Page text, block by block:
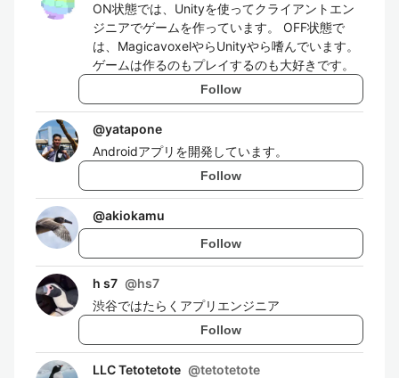
ON状態では、Unityを使ってクライアントエン
ジニアでゲームを作っています。 OFF状態で
は、MagicavoxelやらUnityやら嗜んでいます。
ゲームは作るのもプレイするのも大好きです。
Follow
@yatapone
Androidアプリを開発しています。
Follow
@akiokamu
Follow
h s7 @hs7
渋谷ではたらくアプリエンジニア
Follow
LLC Tetotetote @tetotetote